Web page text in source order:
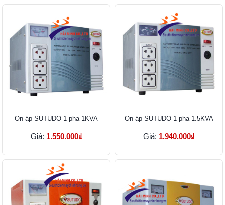
Ổn áp SUTUDO 1 pha 1KVA
Giá: 1.550.000₫
Ổn áp SUTUDO 1 pha 1.5KVA
Giá: 1.940.000₫